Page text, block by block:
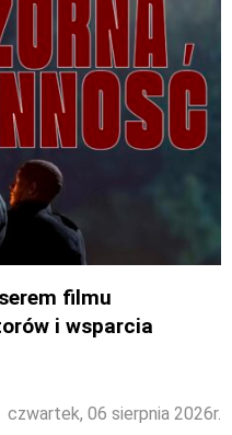
filmu
i wsparcia
czwartek, 06 sierpnia 2026r.